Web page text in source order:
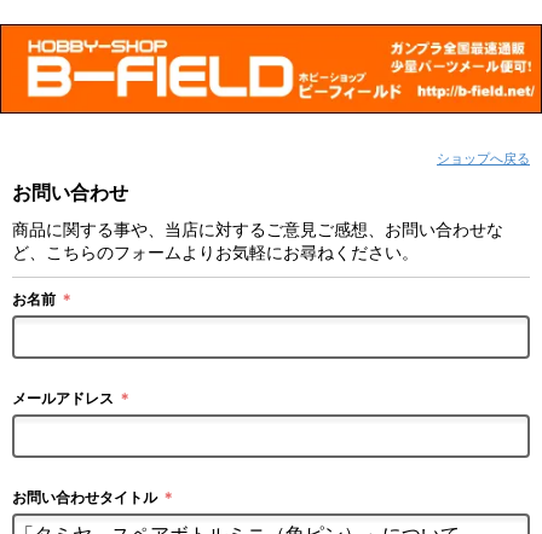
ショップへ戻る
お問い合わせ
商品に関する事や、当店に対するご意見ご感想、お問い合わせな
ど、こちらのフォームよりお気軽にお尋ねください。
お名前 ＊
メールアドレス ＊
お問い合わせタイトル ＊